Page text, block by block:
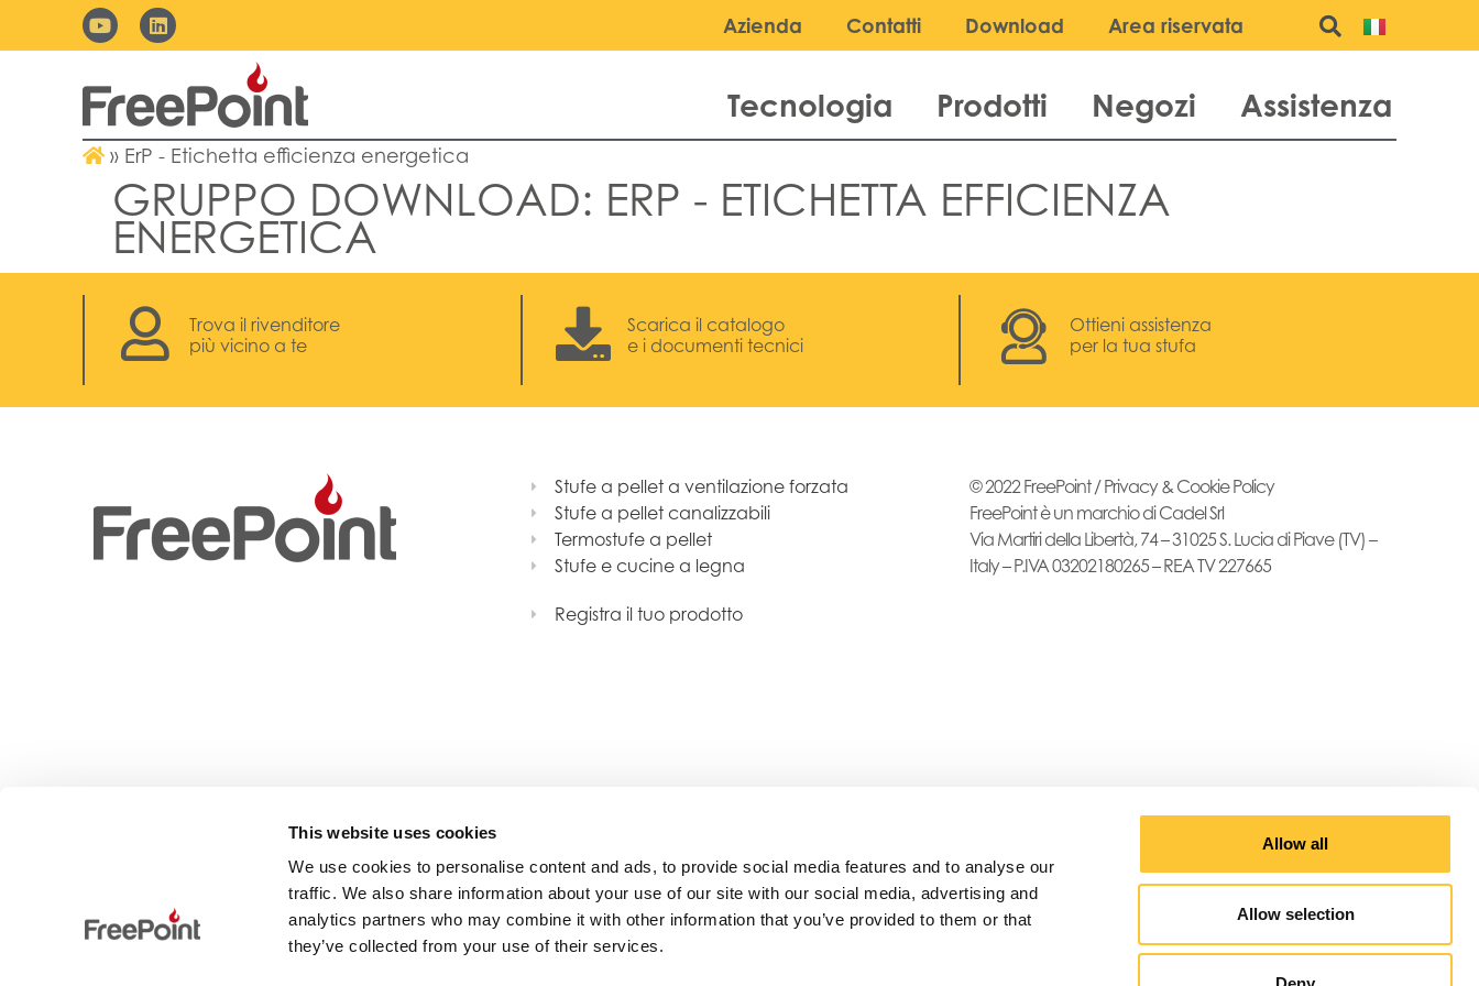
This website uses cookies
We use cookies to personalise content and ads, to provide social media features and to analyse our
traffic. We also share information about your use of our site with our social media, advertising and
analytics partners who may combine it with other information that you’ve provided to them or that
they’ve collected from your use of their services.
Allow all
Allow selection
Azienda Contatti Download Area riservata
Tecnologia Prodotti Negozi Assistenza
» ErP - Etichetta efficienza energetica
GRUPPO DOWNLOAD: ERP - ETICHETTA EFFICIENZA
ENERGETICA
Trova il rivenditore
più vicino a te
Scarica il catalogo
e i documenti tecnici
Ottieni assistenza
per la tua stufa
Stufe a pellet a ventilazione forzata
Stufe a pellet canalizzabili
Termostufe a pellet
Stufe e cucine a legna
Registra il tuo prodotto
© 2022 FreePoint /Privacy & Cookie Policy
FreePoint è un marchio di Cadel Srl
Via Martiri della Libertà, 74 – 31025 S. Lucia di Piave (TV) –
Italy – P.IVA 03202180265 – REA TV 227665